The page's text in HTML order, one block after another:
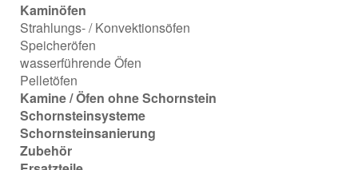
Kaminöfen
Strahlungs- / Konvektionsöfen
Speicheröfen
wasserführende Öfen
Pelletöfen
Kamine / Öfen ohne Schornstein
Schornsteinsysteme
Schornsteinsanierung
Zubehör